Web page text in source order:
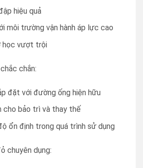
hiệu quả
môi trường vận hành áp lực cao
học vượt trội
chắn:
đặt với đường ống hiện hữu
cho bảo trì và thay thế
ổn định trong quá trình sử dụng
chuyên dụng: